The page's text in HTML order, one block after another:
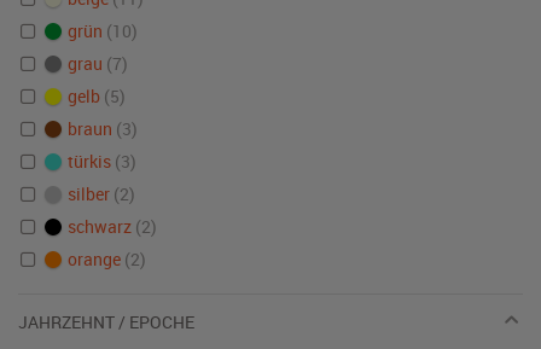
grün (10)
grau (7)
gelb (5)
braun (3)
türkis (3)
silber (2)
schwarz (2)
orange (2)
JAHRZEHNT / EPOCHE